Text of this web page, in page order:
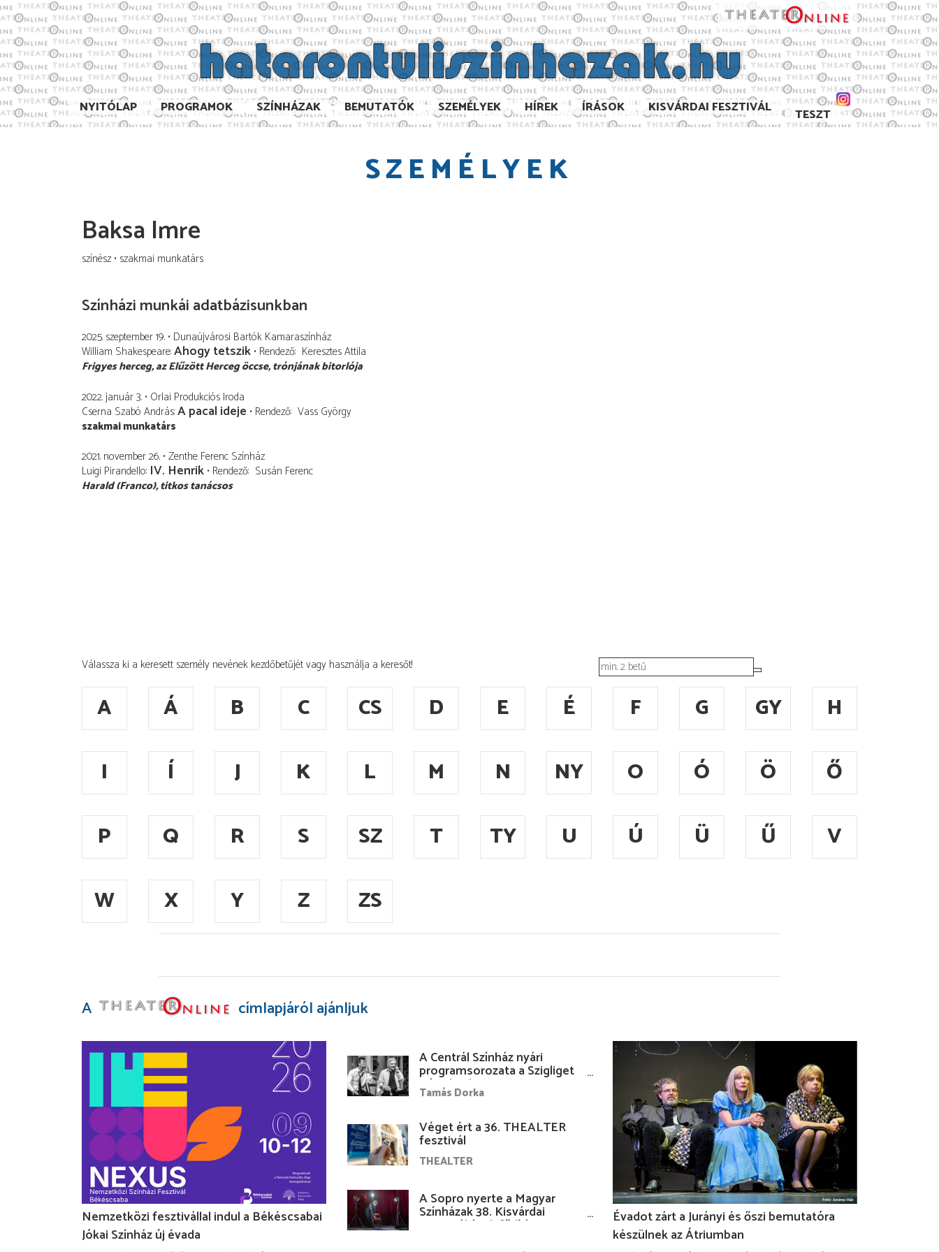
NYITÓLAP PROGRAMOK SZÍNHÁZAK BEMUTATÓK SZEMÉLYEK HÍREK ÍRÁSOK KISVÁRDAI FESZTIVÁL TESZT
SZEMÉLYEK
Baksa Imre
színész szak­mai munkatárs
Színházi munkái adatbázisunkban
2025. szeptember 19. Dunaújvárosi Bartók Kamaraszínház
William Shakespeare Ahogy tetszik Rendező Keresztes Attila
Frigyes herceg az Elűzött Herceg öccse, trónjának bitorlója
2022. január 3. Orlai Produkciós Iroda
Cserna Szabó András A pacal ideje Rendező Vass György
szak­mai munkatárs
2021. november 26. Zenthe Ferenc Színház
Luigi Pirandello IV. Henrik Rendező Susán Ferenc
Harald (Franco) titkos tanácsos
Válassza ki a keresett személy nevének kezdőbetűjét vagy használja a keresőt!
A Á B C CS D E É F G GY
H
I
Í J K L M N NY O Ó Ö
Ő
P
Q R S SZ T TY U Ú Ü Ű
V
W
X Y Z ZS
A címlapjáról ajánljuk
Nemzetközi fesztivállal indul a Békéscsabai
Jókai Színház új évada
A Centrál Színház nyári
programsorozata a Szigliget
Várudvarban
Tamás Dorka
Véget ért a 36. THEALTER
fesztivál
THEALTER
A Sopro nyerte a Magyar
Színházak 38. Kisvárdai
Fesztiváljának fődíját
Évadot zárt a Jurányi és őszi bemutatóra
készülnek az Átriumban